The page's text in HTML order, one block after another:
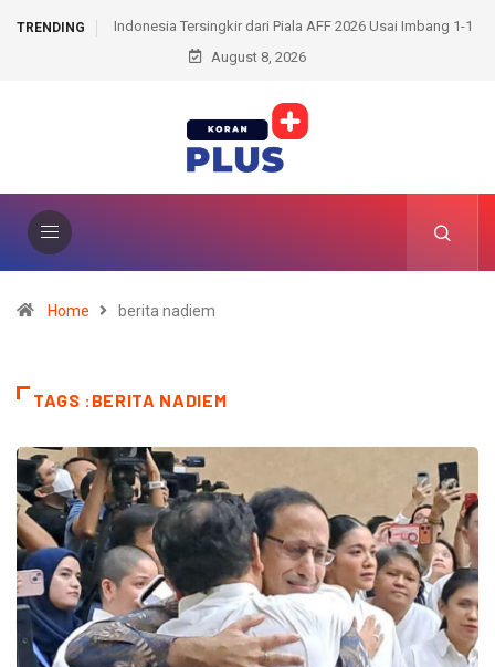
TRENDING
Indonesia Tersingkir dari Piala AFF 2026 Usai Imbang 1-1
vs Singapura
Pusat
August 8, 2026
Home berita nadiem
TAGS :BERITA NADIEM